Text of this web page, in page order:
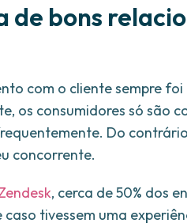
bons
com o cliente sempre
os consumidores só são
Do
concorrente.
, cerca de 50% dos
tivessem uma